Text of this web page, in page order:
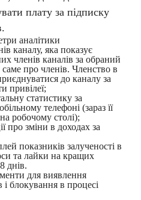
плату за підписку
аналітики
каналу, яка показує
членів каналів за обраний
про членів. Членство в
до каналу за
привілеї;
статистику за
телефоні (зараз її
робочому столі);
про зміни в доходах за
показників залученості в
та лайки на кращих
днів.
для виявлення
блокування в процесі